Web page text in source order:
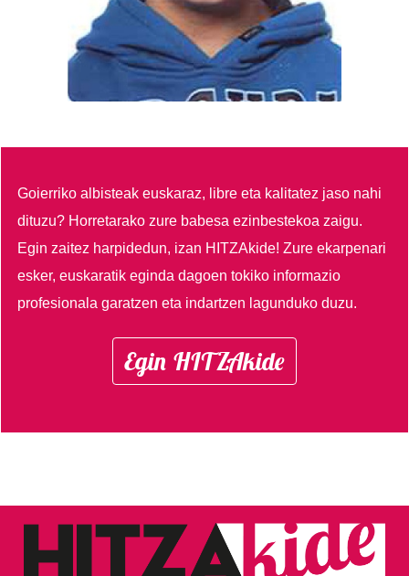
Goierriko albisteak euskaraz, libre eta kalitatez jaso nahi
dituzu? Horretarako zure babesa ezinbestekoa zaigu.
Egin zaitez harpidedun, izan HITZAkide!Zure ekarpenari
esker, euskaratik eginda dagoen tokiko informazio
profesionala garatzen eta indartzen lagunduko duzu.
Egin HITZAkide